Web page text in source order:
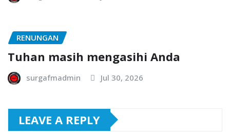
RENUNGAN
Tuhan masih mengasihi Anda
surgafmadmin Jul 30, 2026
LEAVE A REPLY